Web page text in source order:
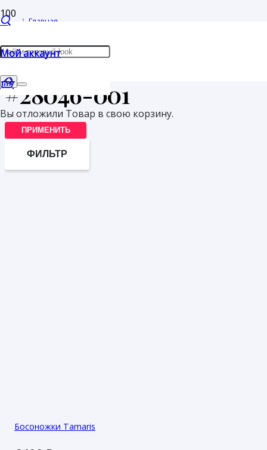
Мой аккаунт
Вы отложили Товар в свою корзину.
Главная
Товары с меткой “#28046-001”
#28046-001
ПРИМЕНИТЬ
ФИЛЬТР
Босоножки Tamaris